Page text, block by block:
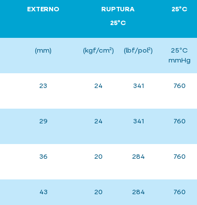
EXTERNO
RUPTURA
25ºC
25ºC
(mm) (kgf/cm²) (lbf/pol²)
25ºC
mmHg
23 24 341 760
29 24 341 760
36 20 284 760
43 20 284 760